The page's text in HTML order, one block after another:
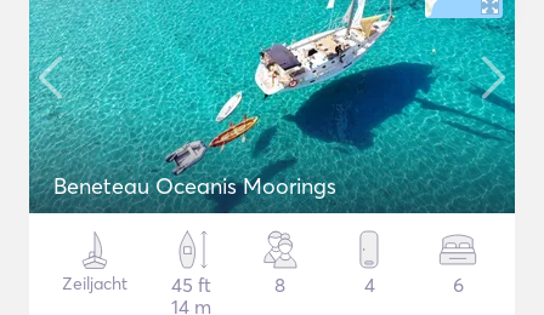
Beneteau Oceanis Moorings
Zeiljacht
45 ft
14 m
8 4 6